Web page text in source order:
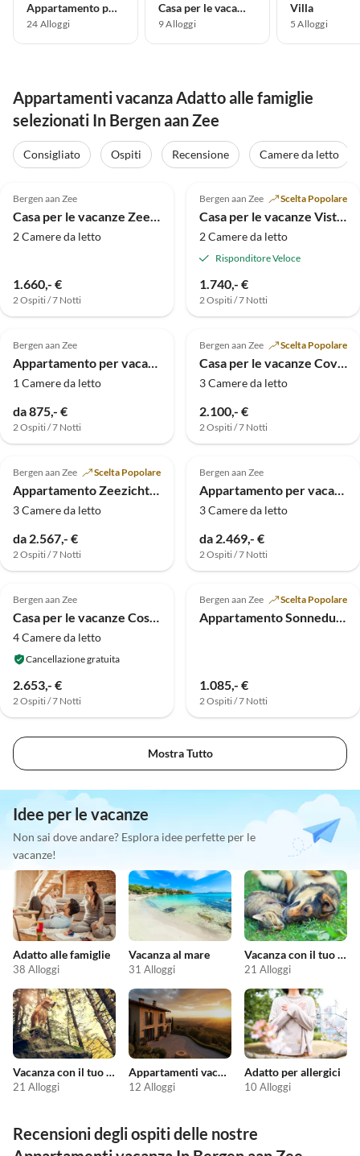
Appartamento per vacanze
24 Alloggi
Casa per le vacanze
9Alloggi
Villa
5 Alloggi
Appartamenti vacanza Adatto alle famiglie
selezionati In Bergen aan Zee
Consigliato Ospiti Recensione
Camere da letto
Bergen aan Zee
Casa per le vacanze Zeeduin Vista Mare
2 Camere da letto
1.660,- €
2 Ospiti / 7 Notti
Bergen aan Zee Scelta Popolare
Casa per le vacanze Vista sull'Oceano Pacifico
2 Camere da letto
Risponditore Veloce
1.740,- €
2 Ospiti / 7 Notti
5.0 (2)
Bergen aan Zee
Appartamento per vacanze De Schelp 5
1 Camere da letto
da 875,- €
2 Ospiti / 7 Notti
5.0 (1)
Bergen aan Zee Scelta Popolare
Casa per le vacanze Covente
3 Camere da letto
2.100,- €
2 Ospiti / 7 Notti
Bergen aan Zee Scelta Popolare
Appartamento ZeezichtVilla Mare
3 Camere da letto
da 2.567,- €
2 Ospiti / 7 Notti
Bergen aan Zee
Appartamento per vacanze Vista mare Spiaggia
3 Camere da letto
da 2.469,- €
2 Ospiti / 7 Notti
Bergen aan Zee
Casa per le vacanze Costa d'Oro 3 'Sul Mare'
4 Camere da letto
Cancellazione gratuita
2.653,- €
2 Ospiti / 7 Notti
Bergen aan Zee Scelta Popolare
Appartamento Sonneduyn 6
1.085,- €
2 Ospiti / 7 Notti
Mostra Tutto
Idee per le vacanze
Non sai dove andare? Esplora idee perfette per le
vacanze!
Adatto alle famiglie
38 Alloggi
Vacanza al mare
31 Alloggi
Vacanza con il tuo animale domestico
21 Alloggi
Vacanza con il tuo cane
21 Alloggi
Appartamenti vacanze economici
12 Alloggi
Adatto per allergici
10 Alloggi
Recensioni degli ospiti delle nostre